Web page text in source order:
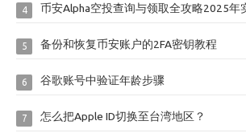
4 币安Alpha空投查询与领取全攻略2025年
5 备份和恢复币安账户的2FA密钥教程
6 谷歌账号中验证年龄步骤
7 怎么把Apple ID切换至台湾地区？